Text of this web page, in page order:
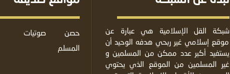
شبكة القل الإسلامية هي عبارة عن
موقع إسلامي غير ربحي هدفه الوحيد أن
يستفيد أكبر عدد ممكن من المسلمين و
غير المسلمين من الموقع الذي يحتوي
حصن
المسلم
صوتيات